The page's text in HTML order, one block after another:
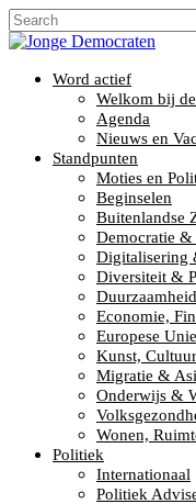
Word actief
Welkom bij
Agenda
Nieuws en
Standpunten
Moties en
Beginselen
Buitenlandse
Democratie &
Digitalisering
Diversiteit &
Duurzaamheid
Economie,
Europese Unie
Kunst,
Migratie &
Onderwijs &
Wonen,
Politiek
Internationaal
Politiek